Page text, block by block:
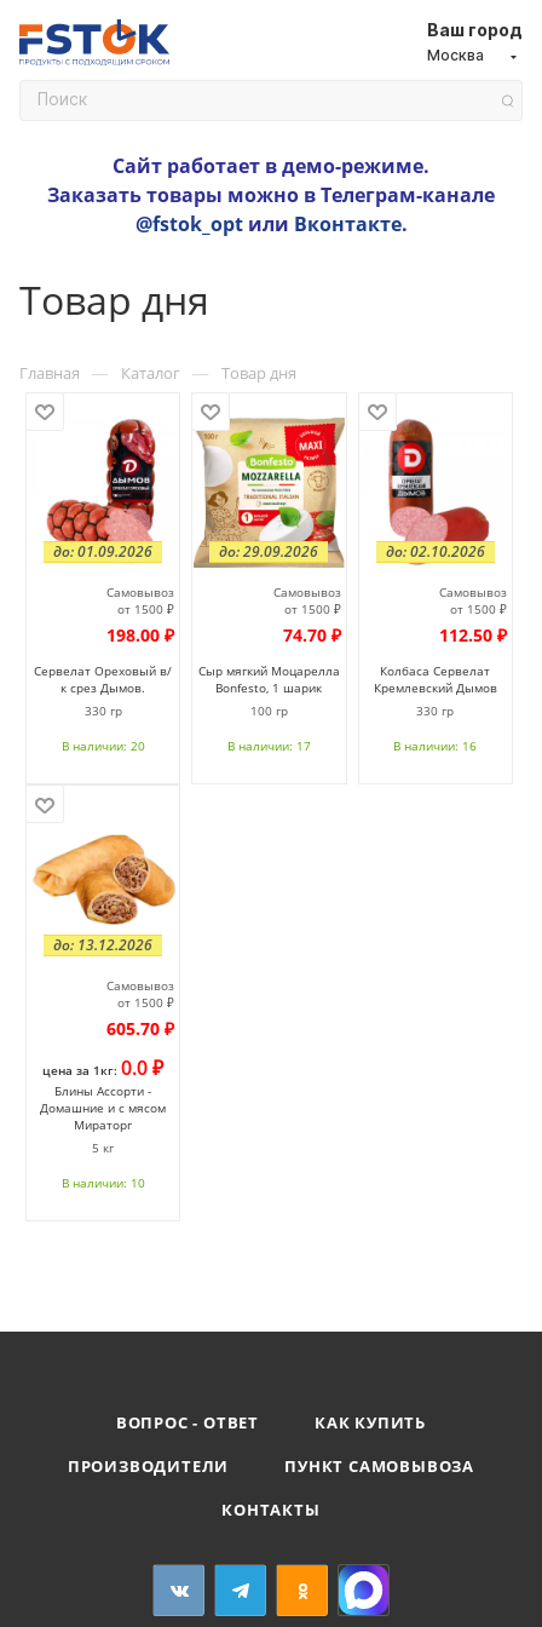
Ваш город
Москва
Сайт работает в демо-режиме.
Заказать товары можно в Телеграм-канале
@fstok_optили Вконтакте.
Товар дня
Главная — Каталог — Товар дня
Самовывоз
от 1500 ₽
198.00 ₽
Сервелат Ореховый в/
к срез Дымов.
до: 01.09.2026
330 гр
В наличии: 20
Самовывоз
от 1500 ₽
74.70 ₽
Сыр мягкий Моцарелла
Bonfesto, 1 шарик
до: 29.09.2026
100 гр
В наличии: 17
Самовывоз
от 1500 ₽
112.50 ₽
Колбаса Сервелат
Кремлевский Дымов
до: 02.10.2026
330 гр
В наличии: 16
Самовывоз
от 1500 ₽
605.70 ₽
цена за 1кг: 0.0 ₽
Блины Ассорти -
Домашние и с мясом
Мираторг
до: 13.12.2026
5 кг
В наличии: 10
ВОПРОС - ОТВЕТ
КАК КУПИТЬ
ПРОИЗВОДИТЕЛИ
ПУНКТ САМОВЫВОЗА
КОНТАКТЫ